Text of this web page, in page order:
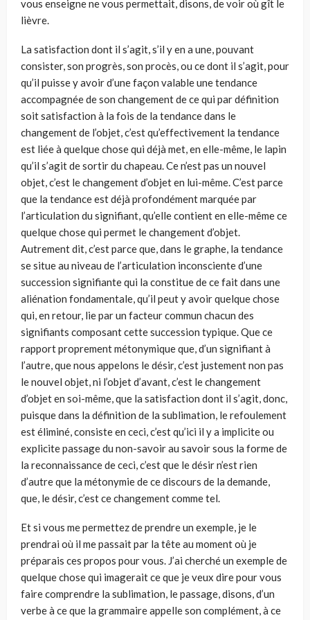
vous enseigne ne vous permettait, disons, de voir où gît le
lièvre.
La satisfaction dont il s’agit, s’il y en a une, pouvant
consister, son pro­grès, son procès, ou ce dont il s’agit, pour
qu’il puisse y avoir d’une façon valable une tendance
accompagnée de son changement de ce qui par défi­nition
soit satisfaction à la fois de la tendance dans le
changement de l’ob­jet, c’est qu’effectivement la tendance
est liée à quelque chose qui déjà met, en elle-même, le lapin
qu’il s’agit de sortir du chapeau. Ce n’est pas un nouvel
objet, c’est le changement d’objet en lui-même. C’est parce
que la tendance est déjà profondément marquée par
l’articulation du signi­fiant, qu’elle contient en elle-même ce
quelque chose qui permet le chan­gement d’objet.
Autrement dit, c’est parce que, dans le graphe, la ten­dance
se situe au niveau de l’articulation inconsciente d’une
succession signifiante qui la constitue de ce fait dans une
aliénation fondamentale, qu’il peut y avoir quelque chose
qui, en retour, lie par un facteur commun chacun des
signifiants composant cette succession typique. Que ce
rap­port proprement métonymique que, d’un signifiant à
l’autre, que nous appelons le désir, c’est justement non pas
le nouvel objet, ni l’objet d’avant, c’est le changement
d’objet en soi-même, que la satisfaction dont il s’agit, donc,
puisque dans la définition de la sublimation, le refoulement
est éliminé, consiste en ceci, c’est qu’ici il y a implicite ou
explicite passage du non-savoir au savoir sous la forme de
la reconnaissance de ceci, c’est que le désir n’est rien
d’autre que la métonymie de ce discours de la demande,
que, le désir, c’est ce changement comme tel.
Et si vous me permettez de prendre un exemple, je le
prendrai où il me passait par la tête au moment où je
préparais ces propos pour vous. J’ai cherché un exemple de
quelque chose qui imagerait ce que je veux dire pour vous
faire comprendre la sublimation, le passage, disons, d’un
verbe à ce que la grammaire appelle son complément, à ce